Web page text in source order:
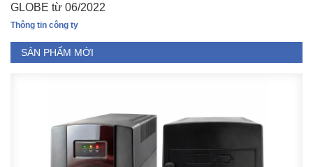
GLOBE từ 06/2022
Thông tin công ty
SẢN PHẨM MỚI